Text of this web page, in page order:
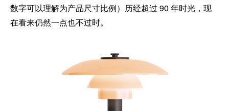
数字可以理解为产品尺寸比例）历经超过 90 年时光，现
在看来仍然一点也不过时。